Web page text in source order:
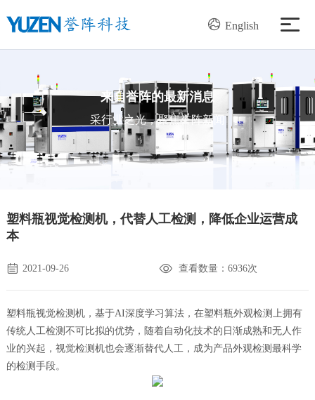
English
产品中心
解决方案
服务支持
联系&服务
来自誉阵的最新消息
采行业之光，聚焦誉阵新闻
塑料瓶视觉检测机，代替人工检测，降低企业运营成
本
2021-09-26 查看数量：6936次
塑料瓶视觉检测机，基于AI深度学习算法，在塑料瓶外观检测上拥有
传统人工检测不可比拟的优势，随着自动化技术的日渐成熟和无人作
业的兴起，视觉检测机也会逐渐替代人工，成为产品外观检测最科学
的检测手段。